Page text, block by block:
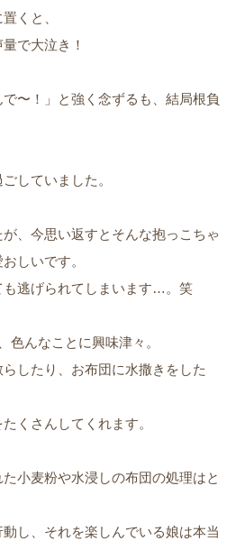
くと、
で大泣き！
で〜！」と強く念ずるも、結局根負
していました。
、今思い返すとそんな抱っこちゃ
しいです。
も逃げられてしまいます…。笑
色んなことに興味津々。
したり、お布団に水撒きをした
くさんしてくれます。
小麦粉や水浸しの布団の処理はと
し、それを楽しんでいる娘は本当